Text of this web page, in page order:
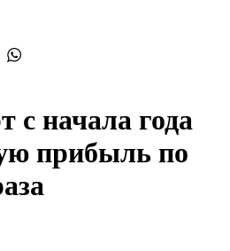
с начала года
прибыль по